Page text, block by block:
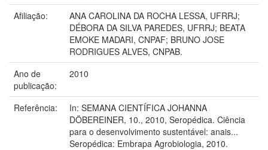
Afiliação:
ANA CAROLINA DA ROCHA LESSA, UFRRJ;
DÉBORA DA SILVA PAREDES, UFRRJ; BEATA
EMOKE MADARI, CNPAF; BRUNO JOSE
RODRIGUES ALVES, CNPAB.
Ano de
publicação:
2010
Referência:
In: SEMANA CIENTÍFICA JOHANNA
DÖBEREINER, 10., 2010, Seropédica. Ciência
para o desenvolvimento sustentável: anais...
Seropédica: Embrapa Agrobiologia, 2010.